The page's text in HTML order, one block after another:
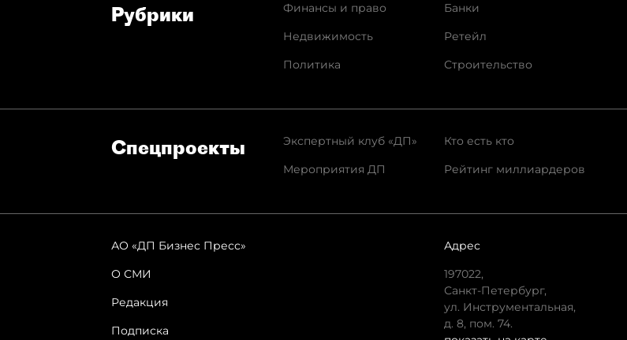
Рубрики
Финансы и право
Недвижимость
Политика
Банки
Ретейл
Строительство
Спец­проекты
Экспертный клуб «ДП»
Мероприятия ДП
Кто есть кто
Рейтинг миллиардеров
АО «ДП Бизнес Пресс»
О СМИ
Редакция
Подписка
Адрес
197022,
Санкт-Петербург,
ул. Инструментальная,
д. 8, пом. 74.